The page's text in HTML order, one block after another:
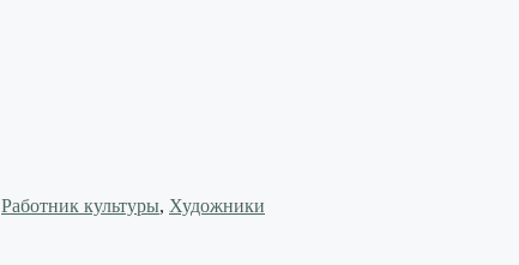
Работник культуры, Художники